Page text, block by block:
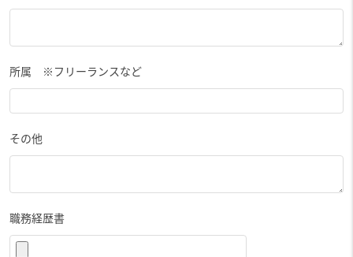
所属 ※フリーランスなど
その他
職務経歴書